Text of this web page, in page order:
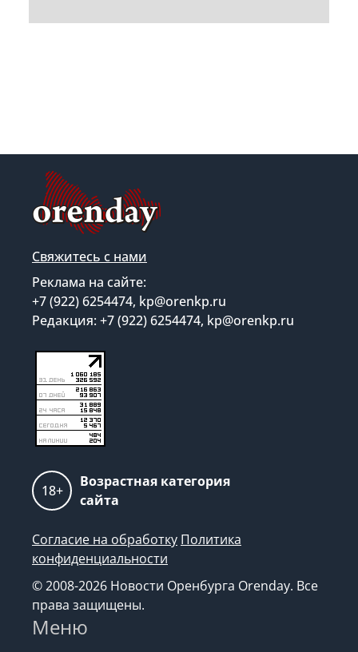
Свяжитесь с нами
Реклама на сайте:
+7 (922) 6254474, kp@orenkp.ru
Редакция: +7 (922) 6254474, kp@orenkp.ru
18+
Возрастная категория
сайта
Согласие на обработку Политика
конфиденциальности
© 2008-2026 Новости Оренбурга Orenday. Все
права защищены.
Меню